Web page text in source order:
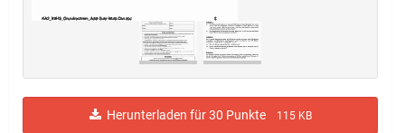
Herunterladen für 30 Punkte 115 KB